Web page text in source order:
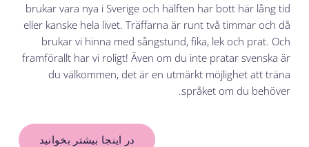
brukar vara nya i Sverige och hälften har bott här lång tid
eller kanske hela livet. Träffarna är runt två timmar och då
brukar vi hinna med sångstund, fika, lek och prat. Och
framförallt har vi roligt! Även om du inte pratar svenska är
du välkommen, det är en utmärkt möjlighet att träna
språket om du behöver.
در اینجا بیشتر بخوانید